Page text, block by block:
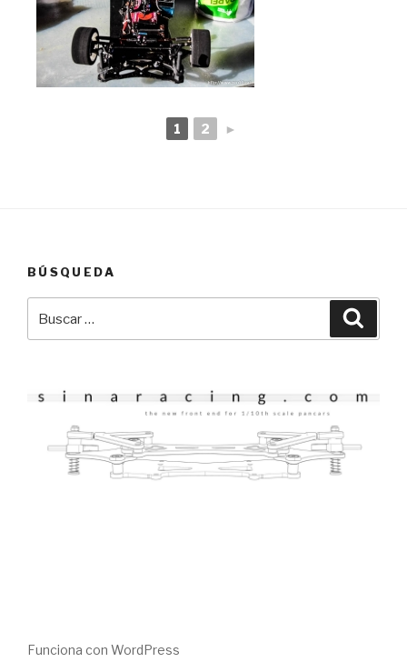
1 2 ►
BÚSQUEDA
por:
Funciona con WordPress